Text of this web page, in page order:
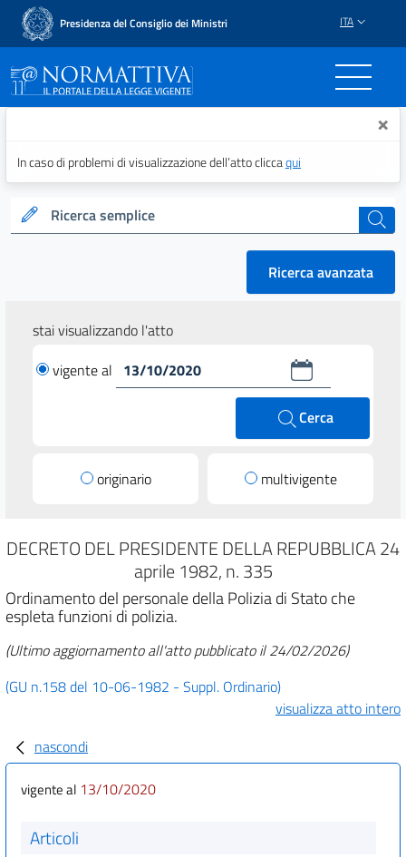
Presidenza del Consiglio dei Ministri ITA
Normattiva - Il portale ×
In caso di problemi di visualizzazione dell’atto cliccaqui
Ricerca semplice cerca
Ricerca avanzata
stai visualizzando l'atto
vigente al
Cerca
originario multivigente
DECRETO DEL PRESIDENTE DELLA REPUBBLICA 24
aprile 1982, n. 335
Ordinamento del personale della Polizia di Stato che
espleta funzioni di polizia.
(Ultimo aggiornamento all'atto pubblicato il 24/02/2026)
(GU n.158 del 10-06-1982 - Suppl. Ordinario)
visualizza atto intero
nascondi
vigente al 13/10/2020
Articoli